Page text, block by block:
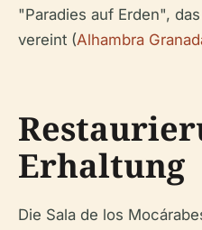
"Paradies auf Erden",
vereint (Alhambra
Erhaltung
Die Sala de los